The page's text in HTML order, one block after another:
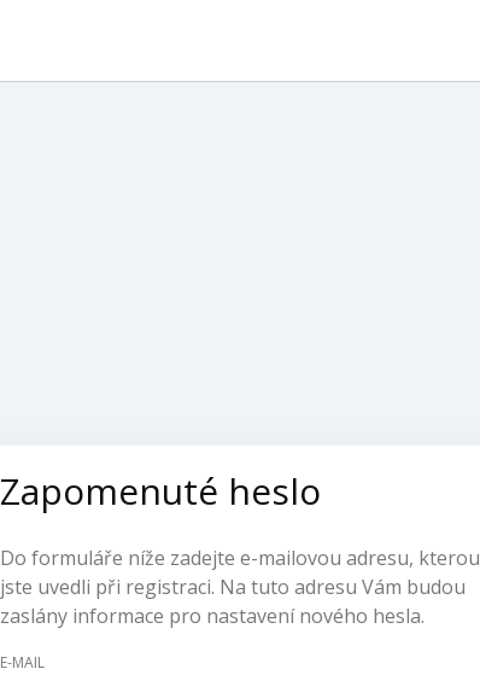
Zapomenuté heslo
Do formuláře níže zadejte e-mailovou adresu, kterou
jste uvedli při registraci. Na tuto adresu Vám budou
zaslány informace pro nastavení nového hesla.
E-MAIL